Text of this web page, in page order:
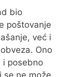
bio
poštovanje
već i
Ono
i posebno